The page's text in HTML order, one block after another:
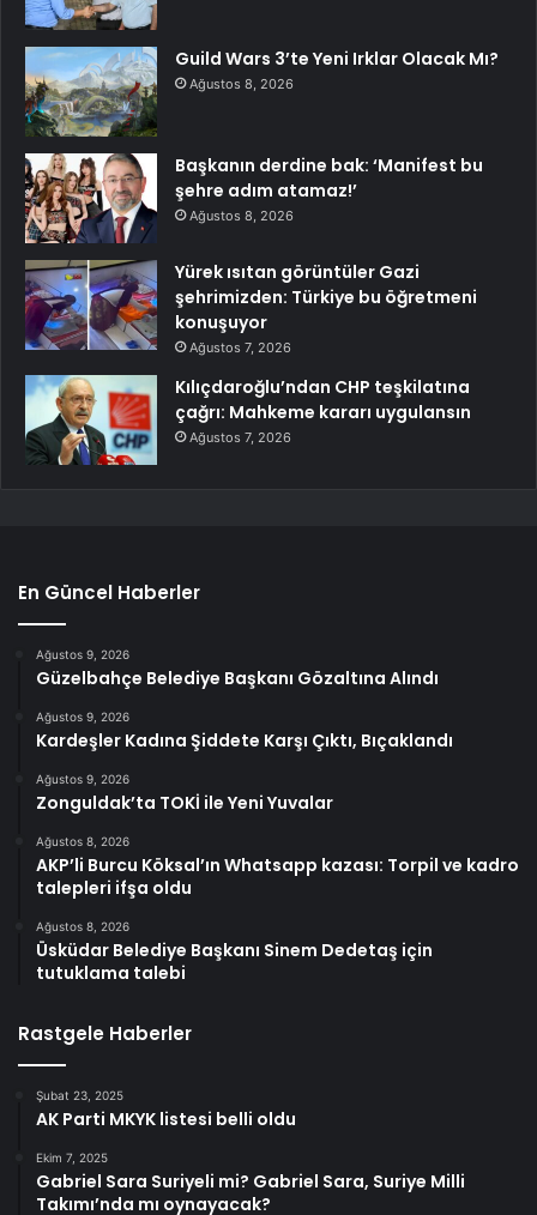
Guild Wars 3’te Yeni Irklar Olacak Mı?
Ağustos 8, 2026
Başkanın derdine bak: ‘Manifest bu
şehre adım atamaz!’
Ağustos 8, 2026
Yürek ısıtan görüntüler Gazi
şehrimizden: Türkiye bu öğretmeni
konuşuyor
Ağustos 7, 2026
Kılıçdaroğlu’ndan CHP teşkilatına
çağrı: Mahkeme kararı uygulansın
Ağustos 7, 2026
En Güncel Haberler
Ağustos 9, 2026
Güzelbahçe Belediye Başkanı Gözaltına Alındı
Ağustos 9, 2026
Kardeşler Kadına Şiddete Karşı Çıktı, Bıçaklandı
Ağustos 9, 2026
Zonguldak’ta TOKİ ile Yeni Yuvalar
Ağustos 8, 2026
AKP’li Burcu Köksal’ın Whatsapp kazası: Torpil ve kadro
talepleri ifşa oldu
Ağustos 8, 2026
Üsküdar Belediye Başkanı Sinem Dedetaş için
tutuklama talebi
Rastgele Haberler
Şubat 23, 2025
AK Parti MKYK listesi belli oldu
Ekim 7, 2025
Gabriel Sara Suriyeli mi? Gabriel Sara, Suriye Milli
Takımı’nda mı oynayacak?